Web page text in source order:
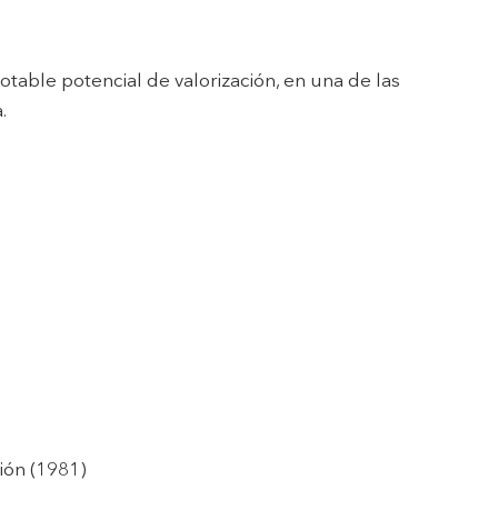
potencial de valorización, en una de las
(1981)